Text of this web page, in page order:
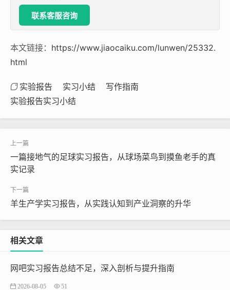
联系客服咨询
本文链接： https://www.jiaocaiku.com/lunwen/25332.
html
实验报告 实习小结
写作指南
实验报告实习小结
一篇接地气的足球实习报告，从球场菜鸟到摸鱼老手的真
实记录
羊生产学实习报告，从实践认知到产业洞察的升华
相关文章
网吧实习报告总结不足，深入剖析与提升指南
2026-08-05 51